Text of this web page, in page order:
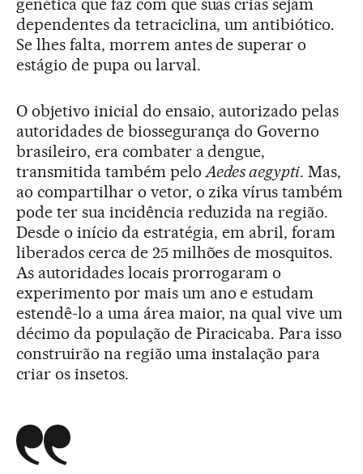
genética que faz com que suas crias sejam
dependentes da tetraciclina, um antibiótico.
Se lhes falta, morrem antes de superar o
estágio de pupa ou larval.
O objetivo inicial do ensaio, autorizado pelas
autoridades de biossegurança do Governo
brasileiro, era combater a dengue,
transmitida também peloAedes aegypti. Mas,
ao compartilhar o vetor, o zika vírus também
pode ter sua incidência reduzida na região.
Desde o início da estratégia, em abril, foram
liberados cerca de 25 milhões de mosquitos.
As autoridades locais prorrogaram o
experimento por mais um ano e estudam
estendê-lo a uma área maior, na qual vive um
décimo da população de Piracicaba. Para isso
construirão na região uma instalação para
criar os insetos.